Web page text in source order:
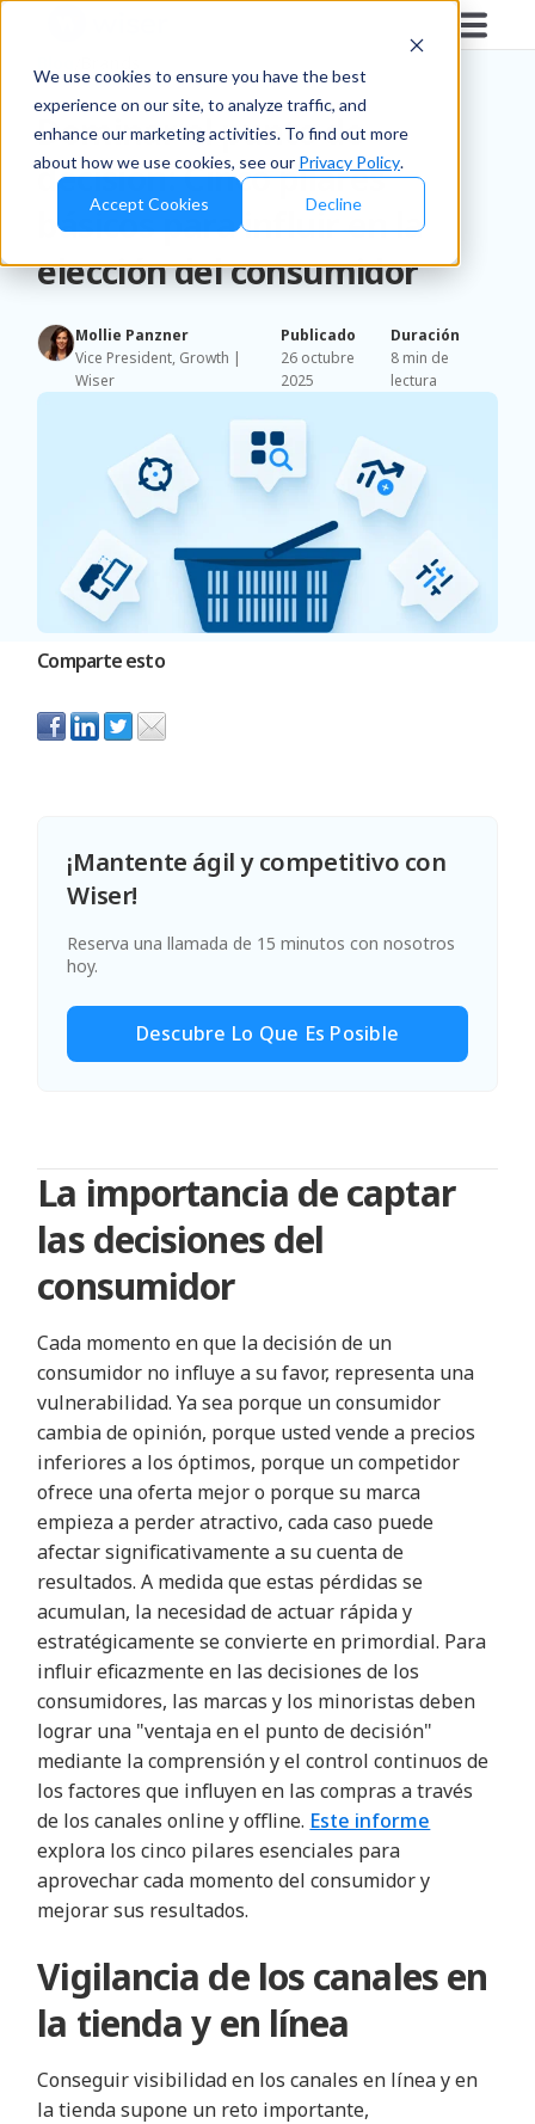
We use cookies to ensure you have the best
experience on our site, to analyze traffic, and
enhance our marketing activities. To find out more
about how we use cookies, see our Privacy Policy.
Accept Cookies Decline
Dominar el punto de
decisión: Cinco pilares
básicos para influir en la
elección del consumidor
Mollie Panzner
Vice President, Growth |
Wiser
Publicado
26 octubre
2025
Duración
8 min de
lectura
Comparte esto
¡Mantente ágil y competitivo con
Wiser!
Reserva una llamada de 15 minutos con nosotros
hoy.
Descubre Lo Que Es Posible
La importancia de captar
las decisiones del
consumidor
Cada momento en que la decisión de un
consumidor no influye a su favor, representa una
vulnerabilidad. Ya sea porque un consumidor
cambia de opinión, porque usted vende a precios
inferiores a los óptimos, porque un competidor
ofrece una oferta mejor o porque su marca
empieza a perder atractivo, cada caso puede
afectar significativamente a su cuenta de
resultados. A medida que estas pérdidas se
acumulan, la necesidad de actuar rápida y
estratégicamente se convierte en primordial. Para
influir eficazmente en las decisiones de los
consumidores, las marcas y los minoristas deben
lograr una "ventaja en el punto de decisión"
mediante la comprensión y el control continuos de
los factores que influyen en las compras a través
de los canales online y offline. Este informe
explora los cinco pilares esenciales para
aprovechar cada momento del consumidor y
mejorar sus resultados.
Vigilancia de los canales en
la tienda y en línea
Conseguir visibilidad en los canales en línea y en
la tienda supone un reto importante,